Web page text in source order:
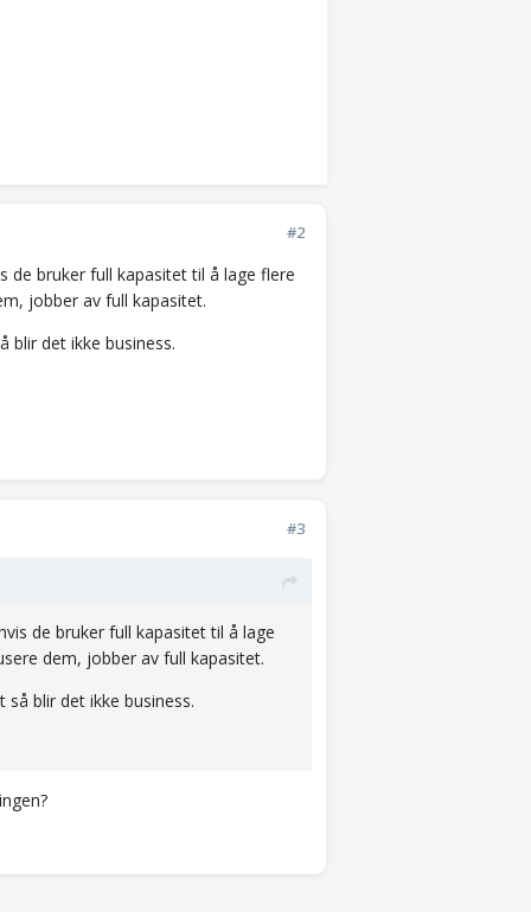
#2
de bruker full kapasitet til å lage flere
jobber av full kapasitet.
blir det ikke business.
#3
de bruker full kapasitet til å lage
dem, jobber av full kapasitet.
blir det ikke business.